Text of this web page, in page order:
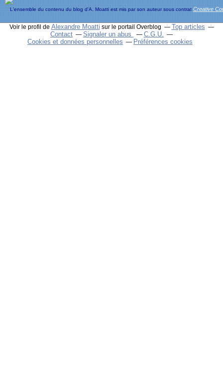
L'ensemble du contenu du blog d'A. Moatti est mis par son auteur sous contrat Creative
Voir le profil de Alexandre Moatti sur le portail Overblog
Top articles
Contact
Signaler un abus
C.G.U.
Cookies et données personnelles
Préférences cookies